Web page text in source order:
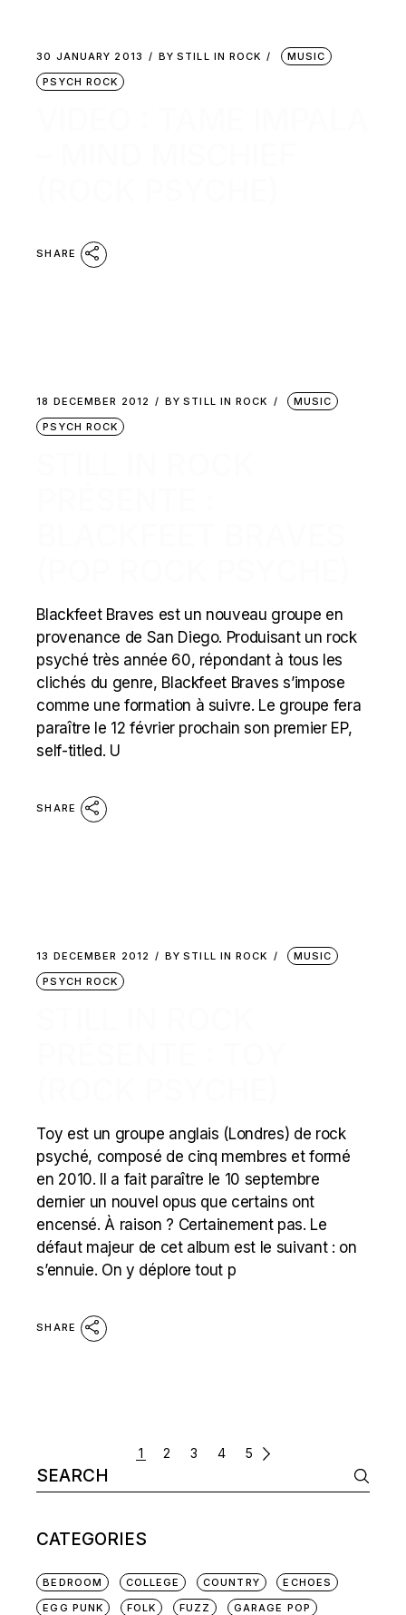
30 JANUARY 2013 BY STILL IN ROCK
MUSIC
PSYCH ROCK
SHARE
18 DECEMBER 2012 BY STILL IN ROCK
MUSIC
PSYCH ROCK
Blackfeet Braves est un nouveau groupe en
provenance de San Diego. Produisant un rock
psyché très année 60, répondant à tous les
clichés du genre, Blackfeet Braves s’impose
comme une formation à suivre. Le groupe fera
paraître le 12 février prochain son premier EP,
self-titled. U
SHARE
13 DECEMBER 2012 BY STILL IN ROCK
MUSIC
PSYCH ROCK
Toy est un groupe anglais (Londres) de rock
psyché, composé de cinq membres et formé
en 2010. Il a fait paraître le 10 septembre
dernier un nouvel opus que certains ont
encensé. À raison ? Certainement pas. Le
défaut majeur de cet album est le suivant : on
s’ennuie. On y déplore tout p
SHARE
NAVIGATION
1 2 3 4 5
Search
for:
CATEGORIES
BEDROOM COLLEGE COUNTRY
ECHOES
EGG PUNK
FOLK FUZZ GARAGE POP